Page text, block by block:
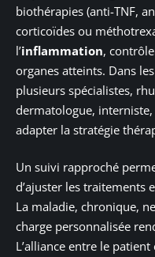
biothérapies (anti-TNF,
corticoïdes ou
l’inflammation,
organes atteints. Dans
plusieurs spécialistes,
dermatologue,
adapter la stratégie
Un suivi rapproché
d’ajuster les traitements
La maladie, chronique,
charge personnalisée
L’alliance entre le